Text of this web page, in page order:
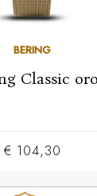
BERING
Classic
€ 104,30